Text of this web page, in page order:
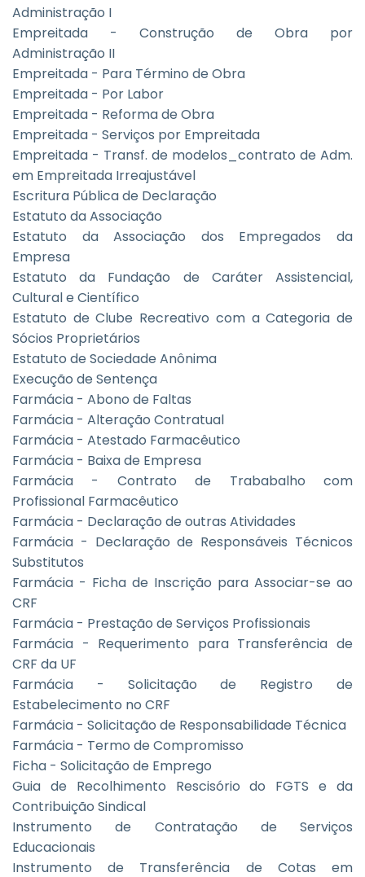
Administração I
Empreitada - Construção de Obra por
Administração II
Empreitada - Para Término de Obra
Empreitada - Por Labor
Empreitada - Reforma de Obra
Empreitada - Serviços por Empreitada
Empreitada - Transf. de modelos_contrato de Adm.
em Empreitada Irreajustável
Escritura Pública de Declaração
Estatuto da Associação
Estatuto da Associação dos Empregados da
Empresa
Estatuto da Fundação de Caráter Assistencial,
Cultural e Científico
Estatuto de Clube Recreativo com a Categoria de
Sócios Proprietários
Estatuto de Sociedade Anônima
Execução de Sentença
Farmácia - Abono de Faltas
Farmácia - Alteração Contratual
Farmácia - Atestado Farmacêutico
Farmácia - Baixa de Empresa
Farmácia - Contrato de Trababalho com
Profissional Farmacêutico
Farmácia - Declaração de outras Atividades
Farmácia - Declaração de Responsáveis Técnicos
Substitutos
Farmácia - Ficha de Inscrição para Associar-se ao
CRF
Farmácia - Prestação de Serviços Profissionais
Farmácia - Requerimento para Transferência de
CRF da UF
Farmácia - Solicitação de Registro de
Estabelecimento no CRF
Farmácia - Solicitação de Responsabilidade Técnica
Farmácia - Termo de Compromisso
Ficha - Solicitação de Emprego
Guia de Recolhimento Rescisório do FGTS e da
Contribuição Sindical
Instrumento de Contratação de Serviços
Educacionais
Instrumento de Transferência de Cotas em